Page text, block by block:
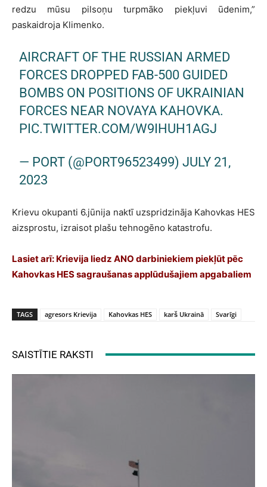
redzu mūsu pilsoņu turpmāko piekļuvi ūdenim,”
paskaidroja Klimenko.
AIRCRAFT OF THE RUSSIAN ARMED
FORCES DROPPED FAB-500 GUIDED
BOMBS ON POSITIONS OF UKRAINIAN
FORCES NEAR NOVAYA KAHOVKA.
PIC.TWITTER.COM/W9IHUH1AGJ
— PORT (@PORT96523499)JULY 21,
2023
Krievu okupanti 6.jūnija naktī uzspridzināja Kahovkas HES
aizsprostu, izraisot plašu tehnogēno katastrofu.
Lasiet arī: Krievija liedz ANO darbiniekiem piekļūt pēc
Kahovkas HES sagraušanas applūdušajiem apgabaliem
TAGS agresors Krievija Kahovkas HES karš Ukrainā Svarīgi
SAISTĪTIE RAKSTI